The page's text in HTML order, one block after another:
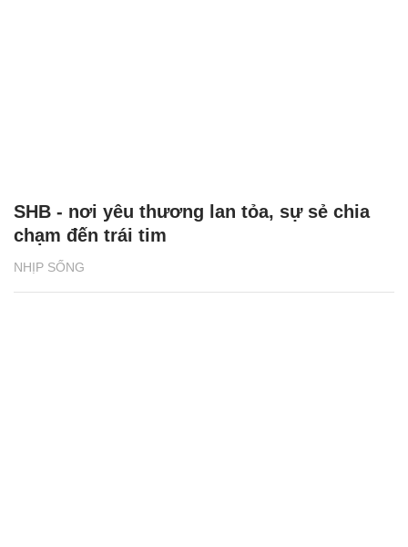
NHỊP SỐNG
SHB - nơi yêu thương lan tỏa, sự sẻ chia
chạm đến trái tim